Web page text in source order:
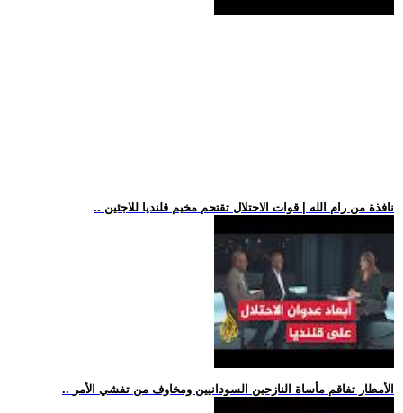
.. نافذة من رام الله | قوات الاحتلال تقتحم مخيم قلنديا للاجئين
.. الأمطار تفاقم مأساة النازحين السودانيين ومخاوف من تفشي الأمر